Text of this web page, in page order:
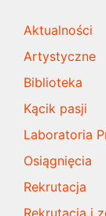
Aktualności
Artystyczne
Biblioteka
Kącik pasji
Laboratoria
Osiągnięcia
Rekrutacja
Rekrutacja i